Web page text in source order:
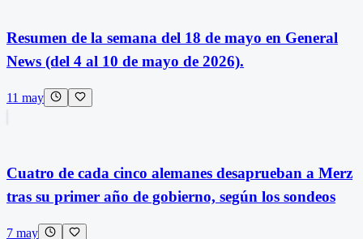
Resumen de la semana del 18 de mayo en General
News (del 4 al 10 de mayo de 2026).
11 may
Cuatro de cada cinco alemanes desaprueban a Merz
tras su primer año de gobierno, según los sondeos
7 may